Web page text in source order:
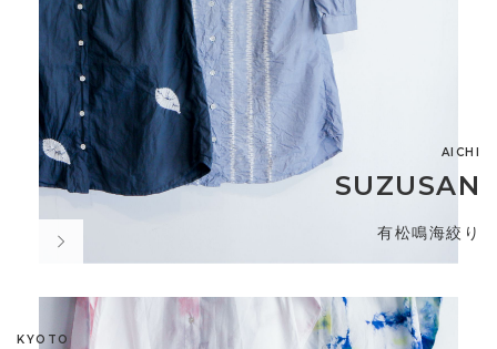
AICHI
SUZUSAN
有松鳴海絞り
KYOTO